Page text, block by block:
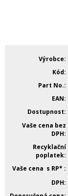
Výrobce
Kód
Part No.
EAN
Dostupnost
Vaše cena bez
DPH
Recyklační
poplatek
Vaše cena s RP*
DPH